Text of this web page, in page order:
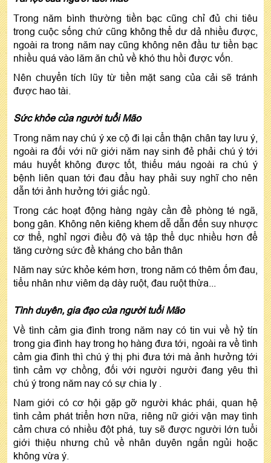
Trong năm bình thường tiền bạc cũng chỉ đủ chi tiêu
trong cuộc sống chứ cũng không thể dư dả nhiều được,
ngoài ra trong năm nay cũng không nên đầu tư tiền bạc
nhiều quá vào lăm ăn chủ về khó thu hồi được vốn.
Nên chuyển tích lũy từ tiền mặt sang của cải sẽ tránh
được hao tài.
Sức khỏe của người tuổi Mão
Trong năm nay chú ý xe cộ đi lại cẩn thận chân tay lưu ý,
ngoài ra đối với nữ giới năm nay sinh đẻ phải chú ý tới
máu huyết không được tốt, thiếu máu ngoài ra chú ý
bệnh liên quan tới đau đầu hay phải suy nghĩ cho nên
dẫn tới ảnh hưởng tới giấc ngủ.
Trong các hoạt động hàng ngày cần đề phòng té ngã,
bong gân. Không nên kiêng khem dễ dẫn đến suy nhược
cơ thể, nghỉ ngơi điều độ và tập thể dục nhiều hơn để
tăng cường sức đề kháng cho bản thân
Năm nay sức khỏe kém hơn, trong năm có thêm ốm đau,
tiểu nhân như viêm dạ dày ruột, đau ruột thừa...
Tình duyên, gia đạo của người tuổi Mão
Về tình cảm gia đình trong năm nay có tin vui về hỷ tín
trong gia đình hay trong họ hàng đưa tới, ngoài ra về tình
cảm gia đình thì chú ý thị phi đưa tới mà ảnh hưởng tới
tình cảm vợ chồng, đối với người người đang yêu thì
chú ý trong năm nay có sự chia ly .
Nam giới có cơ hội gặp gỡ người khác phái, quan hệ
tình cảm phát triển hơn nữa, riêng nữ giới vận may tình
cảm chưa có nhiều đột phá, tuy sẽ được người lớn tuổi
giới thiệu nhưng chủ về nhân duyên ngắn ngủi hoặc
không vừa ý.